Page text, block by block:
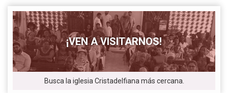
¡VEN A VISITARNOS!
Busca la iglesia Cristadelfiana más cercana.